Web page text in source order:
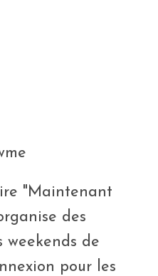
"Maintenant
des
weekends de
pour les